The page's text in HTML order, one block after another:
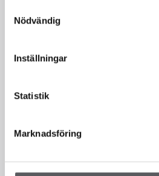
Nödvändig
Inställningar
Statistik
Marknadsföring
Vi finns